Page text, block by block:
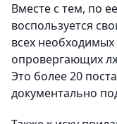
Вместе с тем, по
воспользуется
всех
опровергающих
Это более 20
документально